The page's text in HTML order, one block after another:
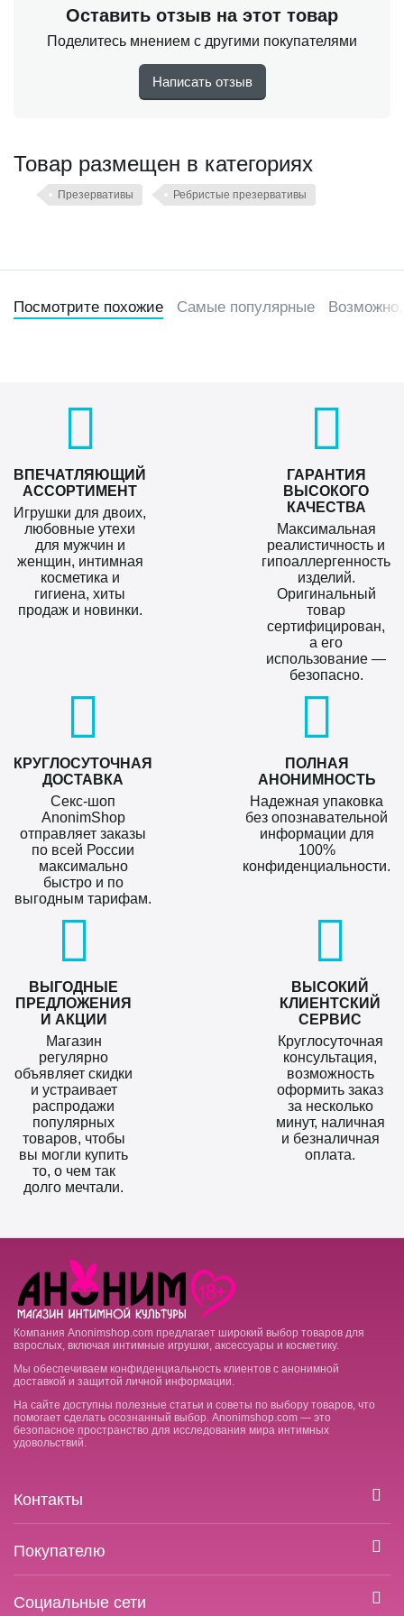
Презервативы из натурального каучукового латекса
стимулирующие (с ребрами и крупными точками), со
Количество в упаковке, шт: 10
Ширина презерватива, мм: 52 +-2
Длина, мм: 160
Оставить отзыв на этот товар
Поделитесь мнением с другими покупателями
Написать отзыв
Товар размещен в категориях
Презервативы Ребристые презервативы
Посмотрите похожие Самые популярные Возможно,
ВПЕЧАТЛЯЮЩИЙ
АССОРТИМЕНТ
Игрушки для двоих,
любовные утехи
для мужчин и
женщин, интимная
косметика и
гигиена, хиты
продаж и новинки.
ГАРАНТИЯ
ВЫСОКОГО
КАЧЕСТВА
Максимальная
реалистичность и
гипоаллергенность
изделий.
Оригинальный
товар
сертифицирован,
а его
использование —
безопасно.
КРУГЛОСУТОЧНАЯ
ДОСТАВКА
Секс-шоп
AnonimShop
отправляет заказы
по всей России
максимально
быстро и по
выгодным тарифам.
ПОЛНАЯ
АНОНИМНОСТЬ
Надежная упаковка
без опознавательной
информации для
100%
конфиденциальности.
ВЫГОДНЫЕ
ПРЕДЛОЖЕНИЯ
И АКЦИИ
Магазин
регулярно
объявляет скидки
и устраивает
распродажи
популярных
товаров, чтобы
вы могли купить
то, о чем так
долго мечтали.
ВЫСОКИЙ
КЛИЕНТСКИЙ
СЕРВИС
Круглосуточная
консультация,
возможность
оформить заказ
за несколько
минут, наличная
и безналичная
оплата.
Компания Anonimshop.com предлагает широкий выбор товаров для
взрослых, включая интимные игрушки, аксессуары и косметику.
Мы обеспечиваем конфиденциальность клиентов с анонимной
доставкой и защитой личной информации.
На сайте доступны полезные статьи и советы по выбору товаров, что
помогает сделать осознанный выбор. Anonimshop.com — это
безопасное пространство для исследования мира интимных
удовольствий.
Контакты
Покупателю
Социальные сети